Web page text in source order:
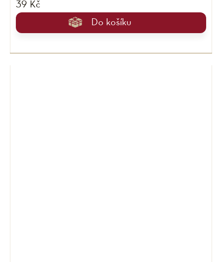
39 Kč
Do košíku